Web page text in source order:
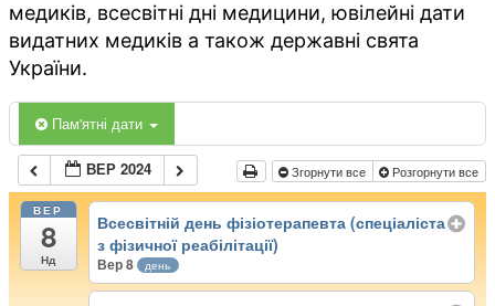
медиків, всесвітні дні медицини, ювілейні дати
видатних медиків а також державні свята
України.
Пам'ятні дати
ВЕР 2024 Згорнути все Розгорнути все
ВЕР
8
Нд
Всесвітній день фізіотерапевта (спеціаліста
з фізичної реабілітації)
Вер 8 день